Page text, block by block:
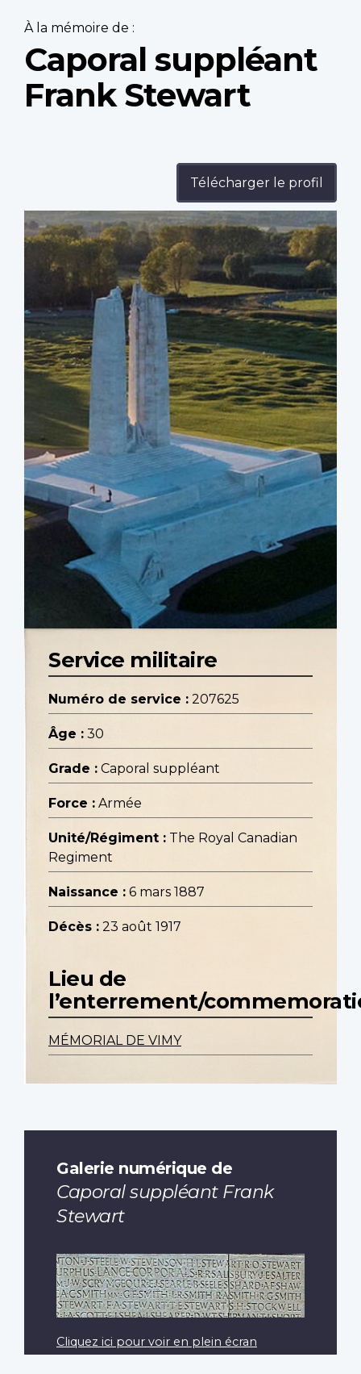
À la mémoire de :
Caporal suppléant
Frank Stewart
Télécharger le profil
Profile
image
Service militaire
Numéro de service : 207625
Âge : 30
Grade : Caporal suppléant
Force : Armée
Unité/Régiment : The Royal Canadian
Regiment
Naissance : 6 mars 1887
Décès : 23 août 1917
Lieu de
l’enterrement/
MÉMORIAL DE VIMY
Galerie numérique de
Caporal suppléant Frank
Stewart
Cliquez ici pour voir en plein écran